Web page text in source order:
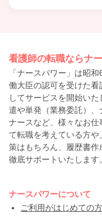
看護師の転職ならナ
「ナースパワー」は昭
働大臣の認可を受けた看
してサービスを開始い
遣や単発（業務委託）
ナースなど、様々なお
て転職を考えている方
策はもちろん、履歴書
徹底サポートいたします。
ナースパワーについて
ご利用がはじめての